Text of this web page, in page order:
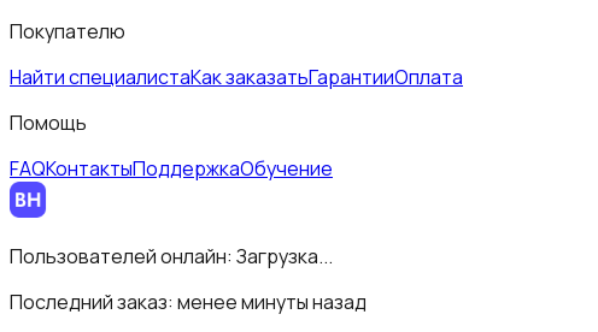
Покупателю
Найти специалистаКак заказатьГарантииОплата
Помощь
FAQКонтактыПоддержкаОбучение
Пользователей онлайн: Загрузка...
Последний заказ: менее минуты назад